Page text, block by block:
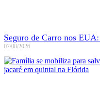
Seguro de Carro nos
07/08/2026